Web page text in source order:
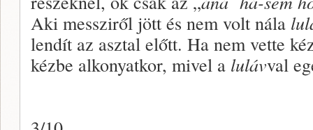
Aki messziről jött és nem volt nála
lendít az asztal előtt. Ha nem vette
kézbe alkonyatkor, mivel a lulávval